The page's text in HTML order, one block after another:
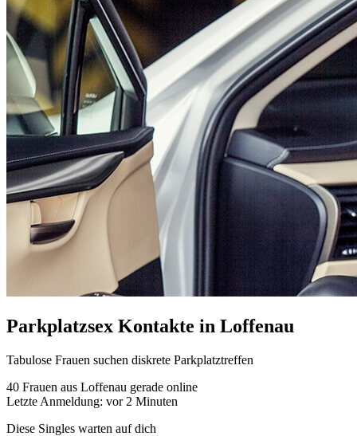
Parkplatzsex Kontakte in Loffenau
Tabulose Frauen suchen diskrete Parkplatztreffen
40 Frauen aus Loffenau gerade online
Letzte Anmeldung: vor 2 Minuten
Diese Singles warten auf dich